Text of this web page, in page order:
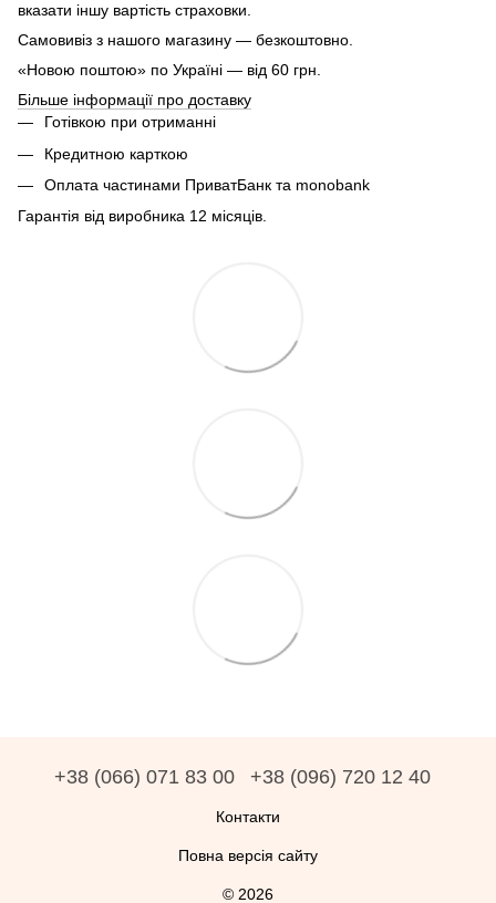
вказати іншу вартість страховки.
Самовивіз з нашого магазину — безкоштовно.
«Новою поштою» по Україні — від 60 грн.
Більше інформації про доставку
Готівкою при отриманні
Кредитною карткою
Оплата частинами ПриватБанк та monobank
Гарантія від виробника 12 місяців.
+38 (066) 071 83 00 +38 (096) 720 12 40
Контакти
Повна версія сайту
© 2026